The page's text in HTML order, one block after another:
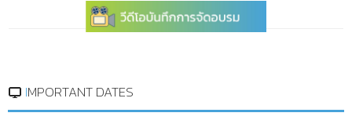
IMPORTANT DATES